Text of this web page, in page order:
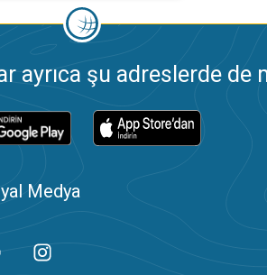
ayrıca şu adreslerde de
Medya